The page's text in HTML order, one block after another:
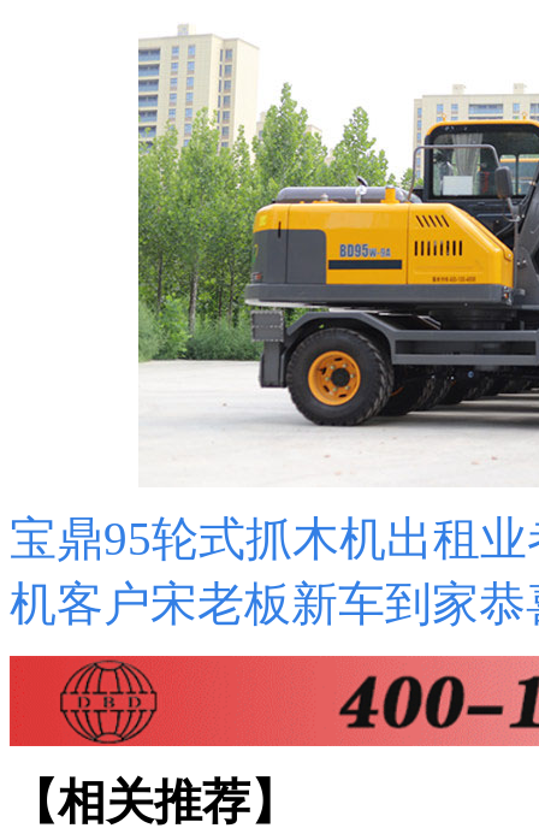
宝鼎95轮式抓木机出租
机客户宋老板新车到家
【相关推荐】